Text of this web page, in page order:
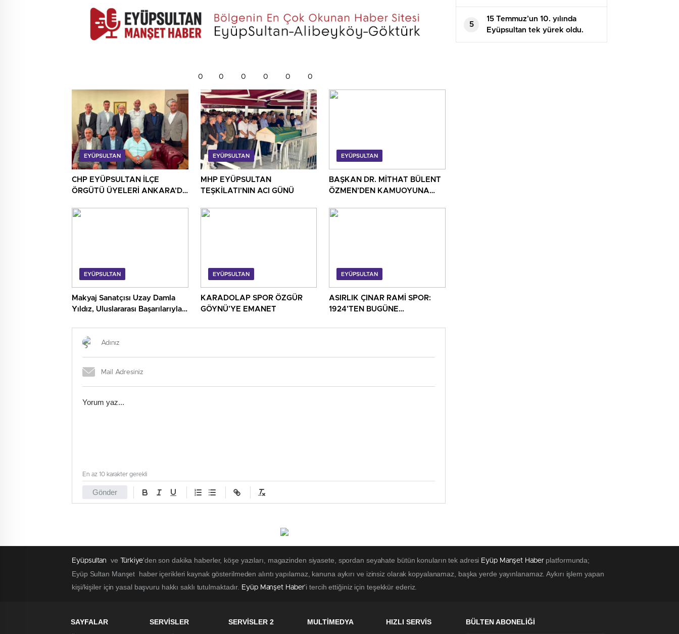
0 0 0 0 0 0
EYÜPSULTAN
CHP EYÜPSULTAN İLÇE
ÖRGÜTÜ ÜYELERİ ANKARA’DA
EYÜPSULTAN
MHP EYÜPSULTAN
TEŞKİLATI’NIN ACI GÜNÜ
EYÜPSULTAN
BAŞKAN DR. MİTHAT BÜLENT
ÖZMEN’DEN KAMUOYUNA
EYÜPSULTAN
Makyaj Sanatçısı Uzay Damla
Yıldız, Uluslararası Başarılarıyla
EYÜPSULTAN
KARADOLAP SPOR ÖZGÜR
GÖYNÜ’YE EMANET
EYÜPSULTAN
ASIRLIK ÇINAR RAMİ SPOR:
1924’TEN BUGÜNE
Gönder
En az 10 karakter gerekli
Programı
5
15 Temmuz’un 10. yılında
Eyüpsultan tek yürek oldu.
Eyüpsultan ve Türkiye'den son dakika haberler, köşe yazıları, magazinden siyasete, spordan seyahate bütün konuların tek adresi Eyüp Manşet Haber platformunda;
Eyüp Sultan Manşet haber içerikleri kaynak gösterilmeden alıntı yapılamaz, kanuna aykırı ve izinsiz olarak kopyalanamaz, başka yerde yayınlanamaz. Aykırı işlem yapan
kişi/kişiler için yasal başvuru hakkı saklı tutulmaktadır. Eyüp Manşet Haber'i tercih ettiğiniz için teşekkür ederiz.
SAYFALAR SERVİSLER SERVİSLER 2 MULTİMEDYA HIZLI SERVİS BÜLTEN ABONELİĞİ